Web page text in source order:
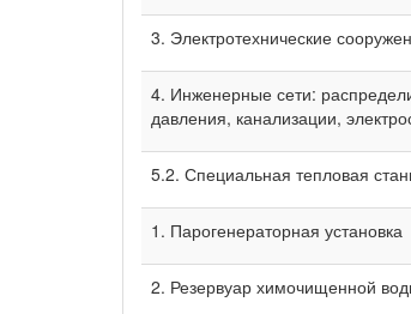
3. Электротехнические
4. Инженерные сети:
давления, канализации,
5.2. Специальная тепловая
1. Парогенераторная установка
2. Резервуар химочищенной